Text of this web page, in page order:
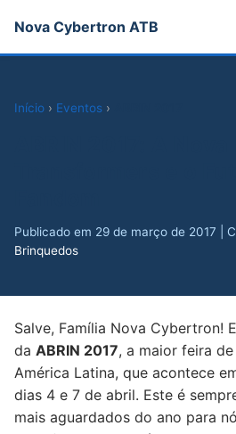
Nova Cybertron ATB
Início › Eventos ›
Publicado em 29 de março de 2017 |
Brinquedos
Salve, Família Nova Cybertron!
da ABRIN 2017, a maior feira
América Latina, que acontece
dias 4 e 7 de abril. Este é
mais aguardados do ano para